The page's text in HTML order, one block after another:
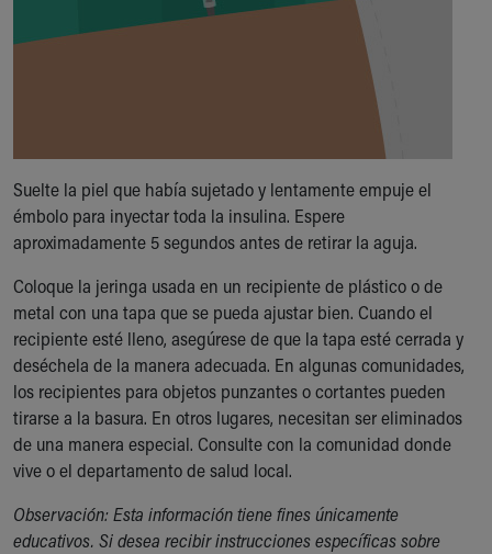
Suelte la piel que había sujetado y lentamente empuje el
émbolo para inyectar toda la insulina. Espere
aproximadamente 5 segundos antes de retirar la aguja.
Coloque la jeringa usada en un recipiente de plástico o de
metal con una tapa que se pueda ajustar bien. Cuando el
recipiente esté lleno, asegúrese de que la tapa esté cerrada y
deséchela de la manera adecuada. En algunas comunidades,
los recipientes para objetos punzantes o cortantes pueden
tirarse a la basura. En otros lugares, necesitan ser eliminados
de una manera especial. Consulte con la comunidad donde
vive o el departamento de salud local.
Observación: Esta información tiene fines únicamente
educativos. Si desea recibir instrucciones específicas sobre